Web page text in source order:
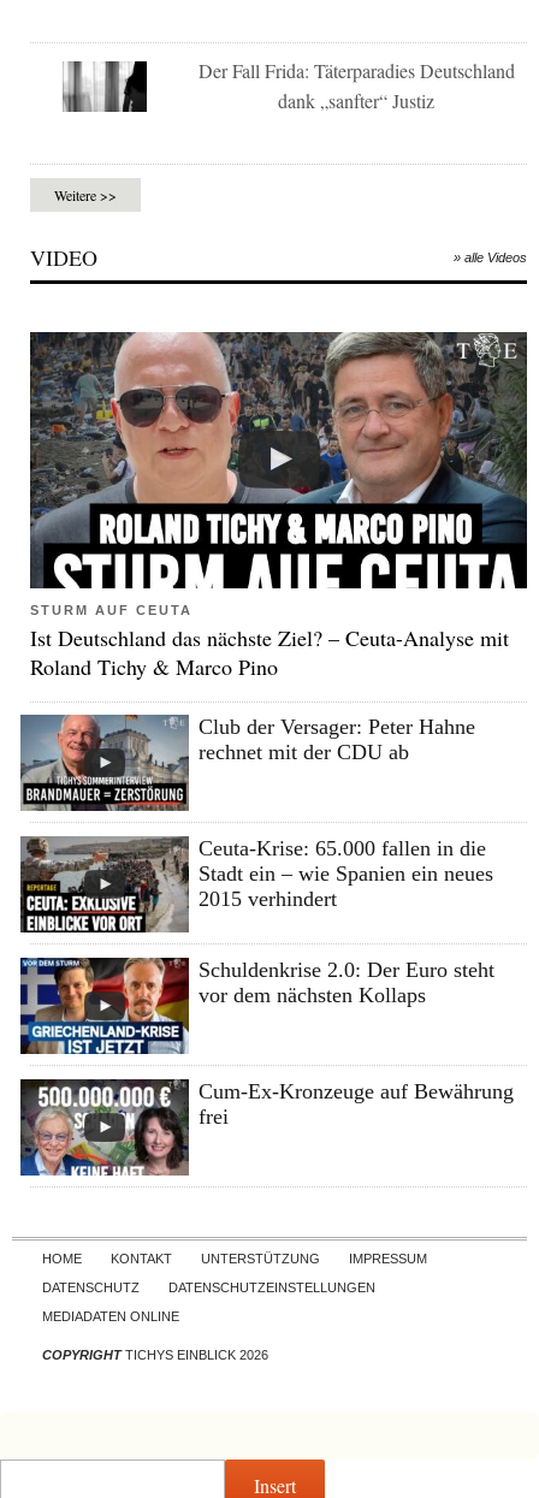
Der Fall Frida: Täterparadies Deutschland
dank „sanfter“ Justiz
Weitere >>
VIDEO » alle Videos
STURM AUF CEUTA
Ist Deutschland das nächste Ziel? – Ceuta-Analyse mit
Roland Tichy & Marco Pino
Club der Versager: Peter Hahne
rechnet mit der CDU ab
Ceuta-Krise: 65.000 fallen in die
Stadt ein – wie Spanien ein neues
2015 verhindert
Schuldenkrise 2.0: Der Euro steht
vor dem nächsten Kollaps
Cum-Ex-Kronzeuge auf Bewährung
frei
Skip to content
HOME KONTAKT UNTERSTÜTZUNG
IMPRESSUM
DATENSCHUTZ
DATENSCHUTZEINSTELLUNGEN
MEDIADATEN ONLINE
COPYRIGHTTICHYS EINBLICK 2026
Insert